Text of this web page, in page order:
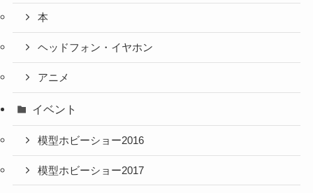
本
ヘッドフォン・イヤホン
アニメ
イベント
模型ホビーショー2016
模型ホビーショー2017